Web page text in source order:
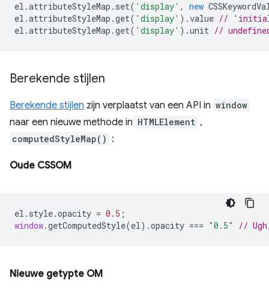
el .attributeStyleMap . set( 'display' , new
el .attributeStyleMap .get( 'display' ).value //
el .attributeStyleMap .get( 'display' ).unit //
Berekende stijlen
Berekende stijlen zijn verplaatst van een API in window
naar een nieuwe methode in HTMLElement ,
computedStyleMap() :
Oude CSSOM
el . style.opacity = 0.5 ;
window.getComputedStyle(el).opacity === "0.5" //
Nieuwe getypte OM